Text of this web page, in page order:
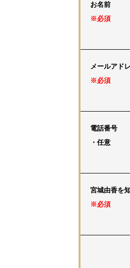
お名前
※必須
メールアド
※必須
電話番号
・任意
宮城由香を
※必須